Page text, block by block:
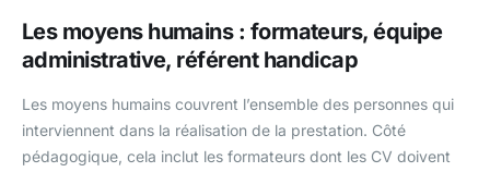
Les moyens humains : formateurs, équipe
administrative, référent handicap
Les moyens humains couvrent l’ensemble des personnes qui
interviennent dans la réalisation de la prestation. Côté
pédagogique, cela inclut les formateurs dont les CV doivent